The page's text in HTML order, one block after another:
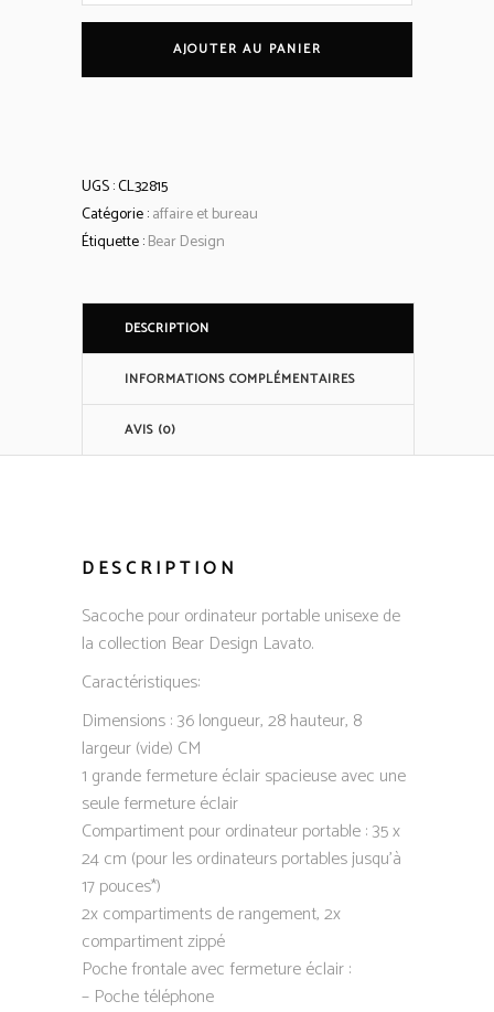
'Hugo'
quantity
AJOUTER AU PANIER
UGS :CL32815
Catégorie :affaire et bureau
Étiquette :Bear Design
DESCRIPTION
INFORMATIONS COMPLÉMENTAIRES
AVIS (0)
DESCRIPTION
Sacoche pour ordinateur portable unisexe de
la collection Bear Design Lavato.
Caractéristiques:
Dimensions : 36 longueur, 28 hauteur, 8
largeur (vide) CM
1 grande fermeture éclair spacieuse avec une
seule fermeture éclair
Compartiment pour ordinateur portable : 35 x
24 cm (pour les ordinateurs portables jusqu’à
17 pouces*)
2x compartiments de rangement, 2x
compartiment zippé
Poche frontale avec fermeture éclair :
– Poche téléphone